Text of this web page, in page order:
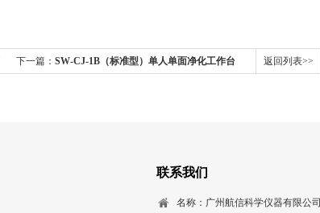
下一篇： SW-CJ-1B（标准型）单人单面净化工作台 返回列表>>
联系我们
名称：广州航信科学仪器有限公司